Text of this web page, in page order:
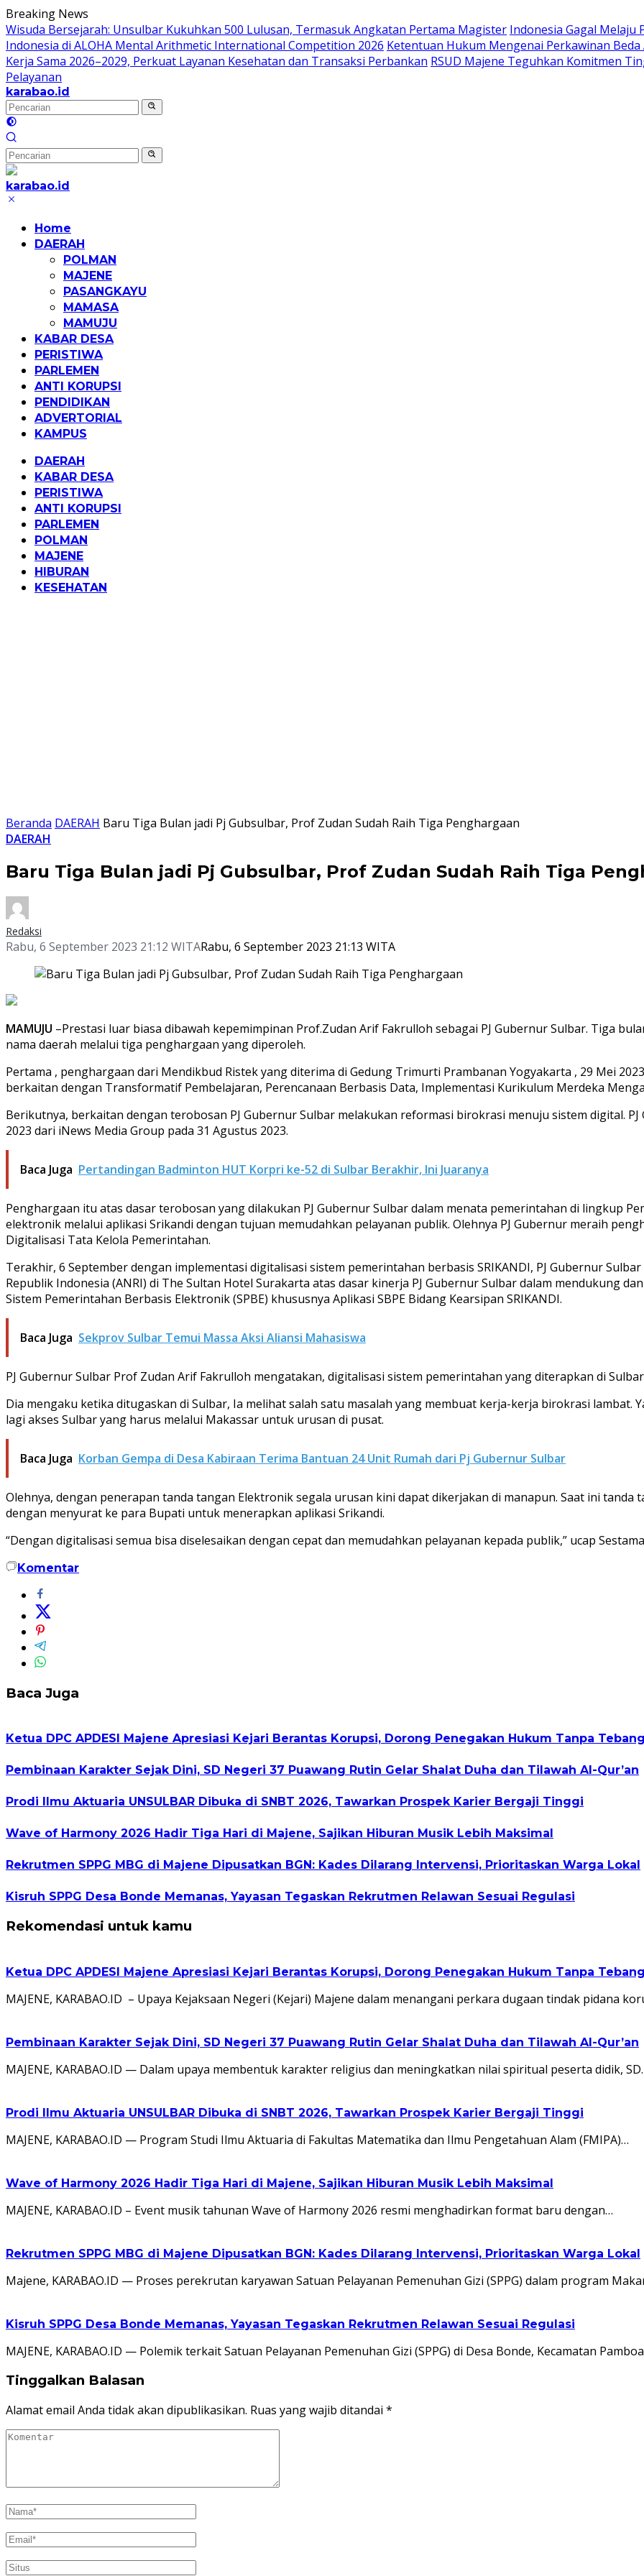
Langsung
ke
konten
Breaking News
Wisuda Bersejarah: Unsulbar Kukuhkan 500 Lulusan, Termasuk Angkatan Pertama Magister Indonesia Gagal Melaju
Indonesia di ALOHA Mental Arithmetic International Competition 2026 Ketentuan Hukum Mengenai Perkawinan Beda
Kerja Sama 2026–2029, Perkuat Layanan Kesehatan dan Transaksi Perbankan RSUD Majene Teguhkan Komitmen
Pelayanan
karabao.id
Tegas
dan
Tajam
karabao.id
Tegas
TajamHome
DAERAH
POLMAN
MAJENE
PASANGKAYU
MAMASA
MAMUJU
KABAR DESA
PERISTIWA
PARLEMEN
ANTI KORUPSI
PENDIDIKAN
ADVERTORIAL
KAMPUS
DAERAH
KABAR DESA
PERISTIWA
ANTI KORUPSI
PARLEMEN
POLMAN
MAJENE
HIBURAN
KESEHATAN
Beranda DAERAH Baru Tiga Bulan jadi Pj Gubsulbar, Prof Zudan Sudah Raih Tiga Penghargaan
DAERAH
Baru Tiga Bulan jadi Pj Gubsulbar, Prof Zudan Sudah Raih Tiga
Redaksi
Rabu, 6 September 2023 21:12 WITARabu, 6 September 2023 21:13 WITA
MAMUJU –Prestasi luar biasa dibawah kepemimpinan Prof.Zudan Arif Fakrulloh sebagai PJ Gubernur Sulbar. Tiga
nama daerah melalui tiga penghargaan yang diperoleh.
Pertama , penghargaan dari Mendikbud Ristek yang diterima di Gedung Trimurti Prambanan Yogyakarta , 29 Mei
berkaitan dengan Transformatif Pembelajaran, Perencanaan Berbasis Data, Implementasi Kurikulum Merdeka
Berikutnya, berkaitan dengan terobosan PJ Gubernur Sulbar melakukan reformasi birokrasi menuju sistem digital.
2023 dari iNews Media Group pada 31 Agustus 2023.
Baca Juga Pertandingan Badminton HUT Korpri ke-52 di Sulbar Berakhir, Ini Juaranya
Penghargaan itu atas dasar terobosan yang dilakukan PJ Gubernur Sulbar dalam menata pemerintahan di lingkup
elektronik melalui aplikasi Srikandi dengan tujuan memudahkan pelayanan publik. Olehnya PJ Gubernur meraih
Digitalisasi Tata Kelola Pemerintahan.
Terakhir, 6 September dengan implementasi digitalisasi sistem pemerintahan berbasis SRIKANDI, PJ Gubernur
Republik Indonesia (ANRI) di The Sultan Hotel Surakarta atas dasar kinerja PJ Gubernur Sulbar dalam mendukung
Sistem Pemerintahan Berbasis Elektronik (SPBE) khususnya Aplikasi SBPE Bidang Kearsipan SRIKANDI.
Baca Juga Sekprov Sulbar Temui Massa Aksi Aliansi Mahasiswa
PJ Gubernur Sulbar Prof Zudan Arif Fakrulloh mengatakan, digitalisasi sistem pemerintahan yang diterapkan di
Dia mengaku ketika ditugaskan di Sulbar, Ia melihat salah satu masalah yang membuat kerja-kerja birokrasi lambat.
lagi akses Sulbar yang harus melalui Makassar untuk urusan di pusat.
Baca Juga Korban Gempa di Desa Kabiraan Terima Bantuan 24 Unit Rumah dari Pj Gubernur Sulbar
Olehnya, dengan penerapan tanda tangan Elektronik segala urusan kini dapat dikerjakan di manapun. Saat ini
dengan menyurat ke para Bupati untuk menerapkan aplikasi Srikandi.
“Dengan digitalisasi semua bisa diselesaikan dengan cepat dan memudahkan pelayanan kepada publik,” ucap
Komentar
Baca Juga
Ketua DPC APDESI Majene Apresiasi Kejari Berantas Korupsi, Dorong Penegakan Hukum Tanpa
Pembinaan Karakter Sejak Dini, SD Negeri 37 Puawang Rutin Gelar Shalat Duha dan Tilawah Al-Qur’an
Prodi Ilmu Aktuaria UNSULBAR Dibuka di SNBT 2026, Tawarkan Prospek Karier Bergaji Tinggi
Wave of Harmony 2026 Hadir Tiga Hari di Majene, Sajikan Hiburan Musik Lebih Maksimal
Rekrutmen SPPG MBG di Majene Dipusatkan BGN: Kades Dilarang Intervensi, Prioritaskan Warga Lokal
Kisruh SPPG Desa Bonde Memanas, Yayasan Tegaskan Rekrutmen Relawan Sesuai Regulasi
Rekomendasi untuk kamu
Ketua DPC APDESI Majene Apresiasi Kejari Berantas Korupsi, Dorong Penegakan Hukum Tanpa
MAJENE, KARABAO.ID – Upaya Kejaksaan Negeri (Kejari) Majene dalam menangani perkara dugaan tindak pidana
Pembinaan Karakter Sejak Dini, SD Negeri 37 Puawang Rutin Gelar Shalat Duha dan Tilawah Al-Qur’an
MAJENE, KARABAO.ID — Dalam upaya membentuk karakter religius dan meningkatkan nilai spiritual peserta didik,
Prodi Ilmu Aktuaria UNSULBAR Dibuka di SNBT 2026, Tawarkan Prospek Karier Bergaji Tinggi
MAJENE, KARABAO.ID — Program Studi Ilmu Aktuaria di Fakultas Matematika dan Ilmu Pengetahuan Alam (FMIPA)…
Wave of Harmony 2026 Hadir Tiga Hari di Majene, Sajikan Hiburan Musik Lebih Maksimal
MAJENE, KARABAO.ID – Event musik tahunan Wave of Harmony 2026 resmi menghadirkan format baru dengan…
Rekrutmen SPPG MBG di Majene Dipusatkan BGN: Kades Dilarang Intervensi, Prioritaskan Warga Lokal
Majene, KARABAO.ID — Proses perekrutan karyawan Satuan Pelayanan Pemenuhan Gizi (SPPG) dalam program
Kisruh SPPG Desa Bonde Memanas, Yayasan Tegaskan Rekrutmen Relawan Sesuai Regulasi
MAJENE, KARABAO.ID — Polemik terkait Satuan Pelayanan Pemenuhan Gizi (SPPG) di Desa Bonde, Kecamatan
Tinggalkan Balasan
Alamat email Anda tidak akan dipublikasikan. Ruas yang wajib ditandai *